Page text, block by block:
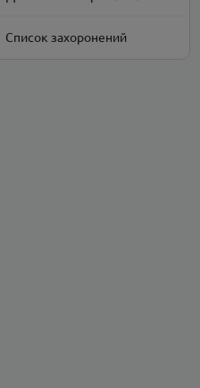
Список захоронений